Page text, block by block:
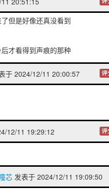
但是好像还真没看到
才看得到声痕的那种
于 2024/12/11 20:00:57 评
12/11 19:29:12 评
芯 发表于 2024/12/11 19:09:50